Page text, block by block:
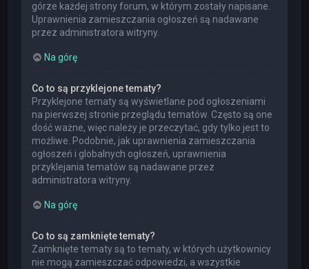
górze każdej strony forum, w którym zostały napisane.
Uprawnienia zamieszczania ogłoszeń są nadawane
przez administratora witryny.
Na górę
Co to są przyklejone tematy?
Przyklejone tematy są wyświetlane pod ogłoszeniami
na pierwszej stronie przeglądu tematów. Często są one
dość ważne, więc należy je przeczytać, gdy tylko jest to
możliwe. Podobnie, jak uprawnienia zamieszczania
ogłoszeń i globalnych ogłoszeń, uprawnienia
przyklejania tematów są nadawane przez
administratora witryny.
Na górę
Co to są zamknięte tematy?
Zamknięte tematy są to tematy, w których użytkownicy
nie mogą zamieszczać odpowiedzi, a wszystkie